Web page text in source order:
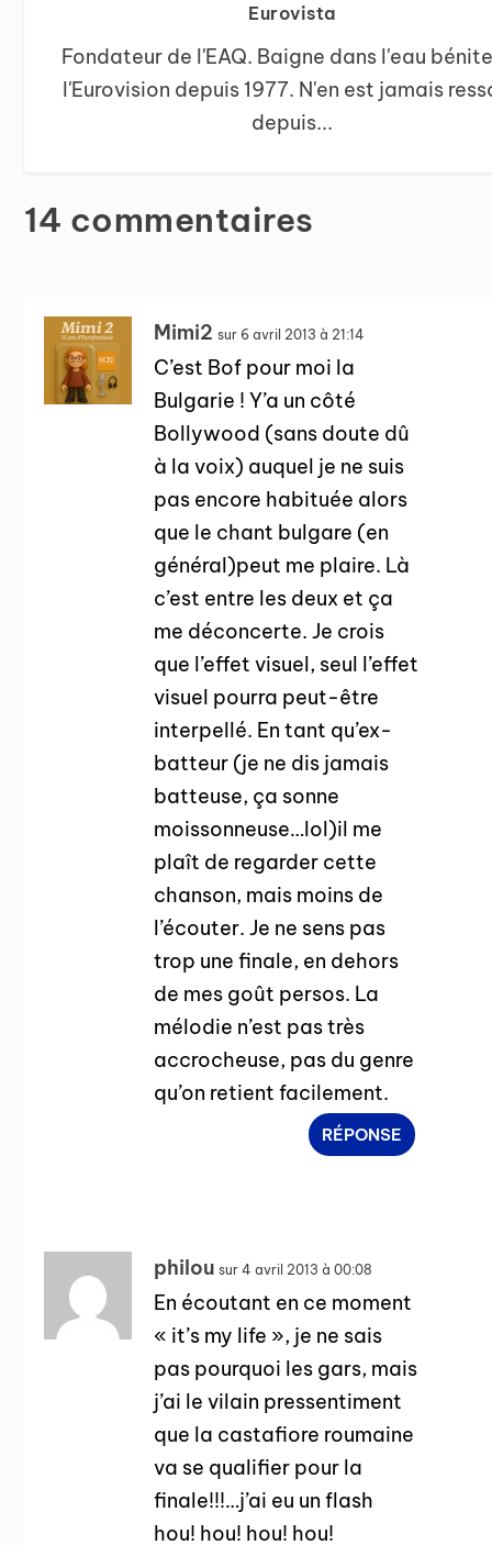
Eurovista
Fondateur de l'EAQ. Baigne dans l'eau
l'Eurovision depuis 1977. N'en est jamais
depuis...
14 commentaires
Mimi2 sur 6 avril 2013 à 21:14
C’est Bof pour moi la
Bulgarie ! Y’a un côté
Bollywood (sans doute dû
à la voix) auquel je ne suis
pas encore habituée alors
que le chant bulgare (en
général)peut me plaire. Là
c’est entre les deux et ça
me déconcerte. Je crois
que l’effet visuel, seul l’effet
visuel pourra peut-être
interpellé. En tant qu’ex-
batteur (je ne dis jamais
batteuse, ça sonne
moissonneuse…lol)il me
plaît de regarder cette
chanson, mais moins de
l’écouter. Je ne sens pas
trop une finale, en dehors
de mes goût persos. La
mélodie n’est pas très
accrocheuse, pas du genre
qu’on retient facilement.
RÉPONSE
philou sur 4 avril 2013 à 00:08
En écoutant en ce moment
« it’s my life », je ne sais
pas pourquoi les gars, mais
j’ai le vilain pressentiment
que la castafiore roumaine
va se qualifier pour la
finale!!!…j’ai eu un flash
hou! hou! hou! hou!